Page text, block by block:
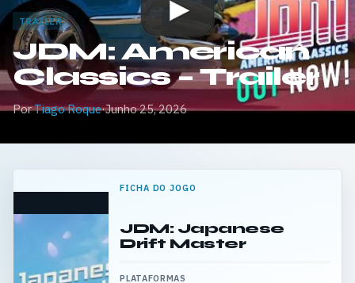
TRAILER
JDM: American
Classics – Trailer
PorTiago Roque·Junho 25, 2026
FICHA DO JOGO
JDM: Japanese
Drift Master
PLATAFORMAS